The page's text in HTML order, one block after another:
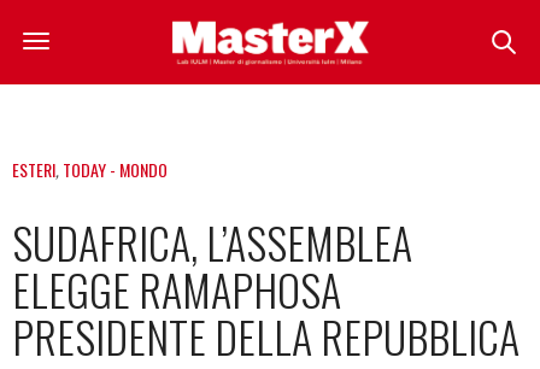
ESTERI,TODAY - MONDO
SUDAFRICA, L’ASSEMBLEA
ELEGGE RAMAPHOSA
PRESIDENTE DELLA REPUBBLICA